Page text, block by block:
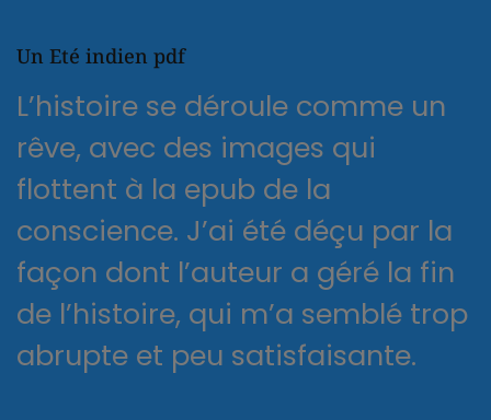
Un Eté indien pdf
L’histoire se déroule comme un
rêve, avec des images qui
flottent à la epub de la
conscience. J’ai été déçu par la
façon dont l’auteur a géré la fin
de l’histoire, qui m’a semblé trop
abrupte et peu satisfaisante.